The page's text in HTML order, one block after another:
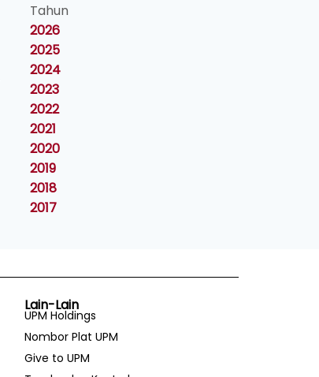
Tahun
2026
2025
2024
2023
2022
2021
2020
2019
2018
2017
Lain-Lain
UPM Holdings
Nombor Plat UPM
Give to UPM